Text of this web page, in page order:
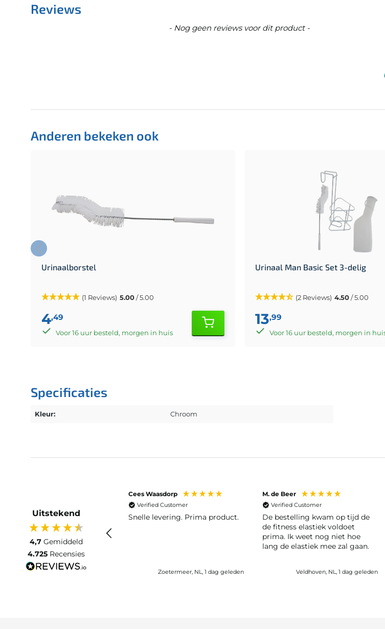
Reviews
- Nog geen reviews voor dit product -
Anderen bekeken ook
Urinaalborstel
(1 Reviews) 5.00/ 5.00
4,49
Voor 16 uur besteld, morgen in huis
Urinaal Man Basic Set 3-delig
(2 Reviews) 4.50/ 5.00
13,99
Voor 16 uur besteld, morgen in
Specificaties
Kleur: Chroom
Uitstekend
4,7 Gemiddeld
4.725 Recensies
Cees Waasdorp
Verified Customer
Snelle levering. Prima product.
Zoetermeer, NL, 1 dag geleden
M. de Beer
Verified Customer
De bestelling kwam op tijd de
de fitness elastiek voldoet
prima. Ik weet nog niet hoe
lang de elastiek mee zal gaan.
Veldhoven, NL, 1 dag geleden